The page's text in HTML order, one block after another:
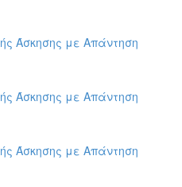
Άσκησης με Απάντηση
Άσκησης με Απάντηση
Άσκησης με Απάντηση